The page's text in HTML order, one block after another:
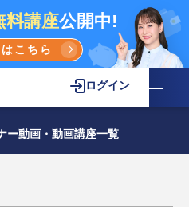
料講座公開中!
こちら
ログイン
ー動画・動画講座一覧